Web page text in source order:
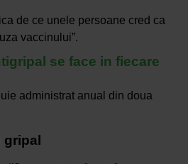
de ce unele persoane cred ca
vaccinului”.
se face in fiecare
administrat anual din doua
gripal